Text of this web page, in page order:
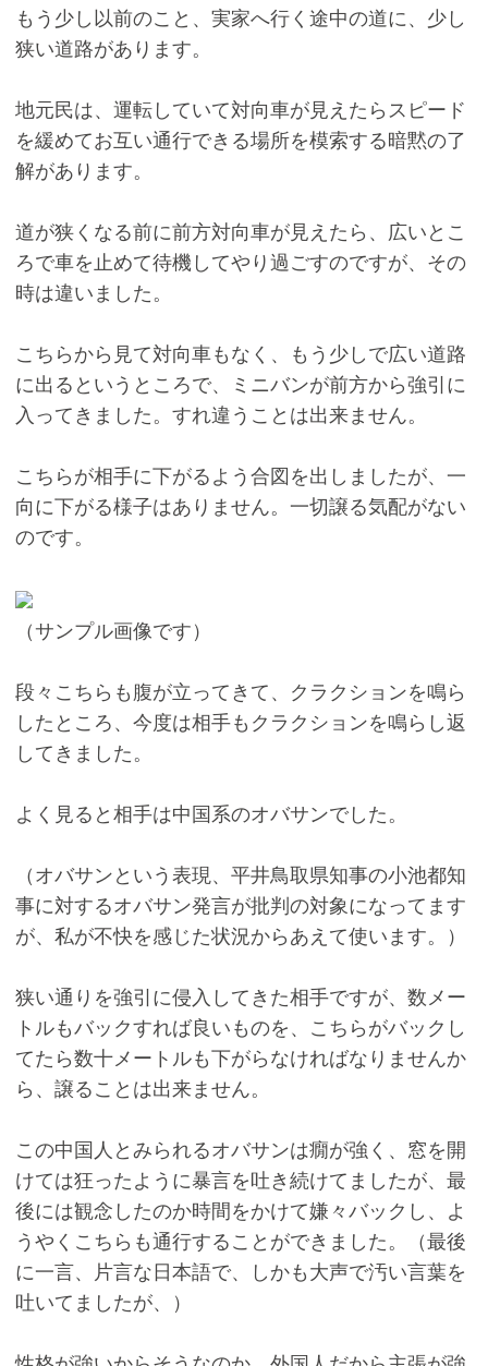
もう少し以前のこと、実家へ行く途中の道に、少し
狭い道路があります。
地元民は、運転していて対向車が見えたらスピード
を緩めてお互い通行できる場所を模索する暗黙の了
解があります。
道が狭くなる前に前方対向車が見えたら、広いとこ
ろで車を止めて待機してやり過ごすのですが、その
時は違いました。
こちらから見て対向車もなく、もう少しで広い道路
に出るというところで、ミニバンが前方から強引に
入ってきました。すれ違うことは出来ません。
こちらが相手に下がるよう合図を出しましたが、一
向に下がる様子はありません。一切譲る気配がない
のです。
（サンプル画像です）
段々こちらも腹が立ってきて、クラクションを鳴ら
したところ、今度は相手もクラクションを鳴らし返
してきました。
よく見ると相手は中国系のオバサンでした。
（オバサンという表現、平井鳥取県知事の小池都知
事に対するオバサン発言が批判の対象になってます
が、私が不快を感じた状況からあえて使います。）
狭い通りを強引に侵入してきた相手ですが、数メー
トルもバックすれば良いものを、こちらがバックし
てたら数十メートルも下がらなければなりませんか
ら、譲ることは出来ません。
この中国人とみられるオバサンは癇が強く、窓を開
けては狂ったように暴言を吐き続けてましたが、最
後には観念したのか時間をかけて嫌々バックし、よ
うやくこちらも通行することができました。（最後
に一言、片言な日本語で、しかも大声で汚い言葉を
吐いてましたが、）